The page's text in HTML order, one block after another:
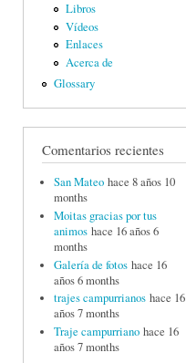
Libros
Vídeos
Enlaces
Acerca de
Glossary
Comentarios recientes
San Mateo hace 8 años 10
months
Moitas gracias por tus
animos hace 16 años 6
months
Galería de fotos hace 16
años 6 months
trajes campurrianos hace 16
años 7 months
Traje campurriano hace 16
años 7 months